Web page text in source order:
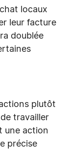
locaux
leur facture
doublée
plutôt
travailler
une action
précise